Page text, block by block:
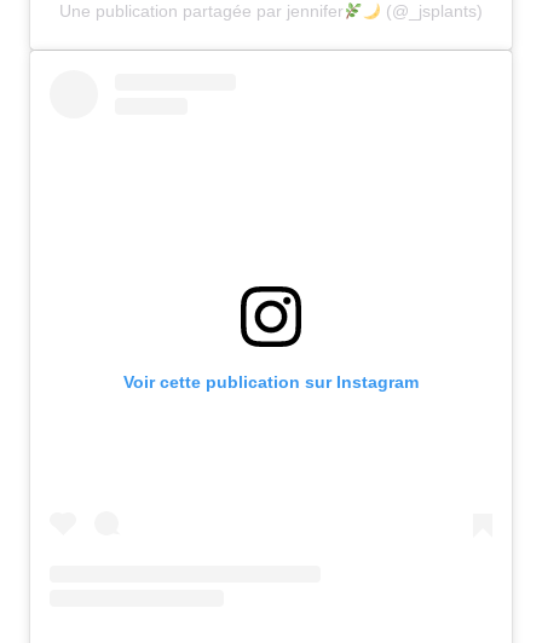
Une publication partagée par jennifer (@_jsplants)
Voir cette publication sur Instagram